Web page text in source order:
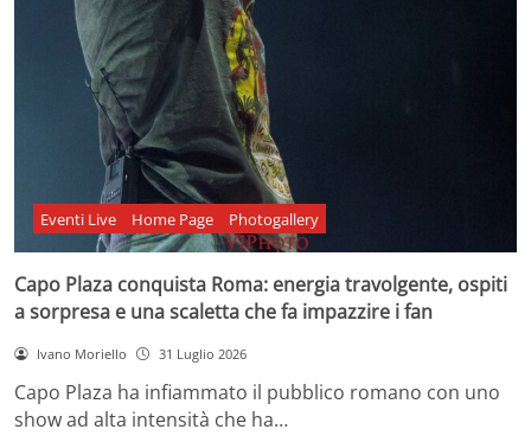
Eventi Live Home Page Photogallery
Capo Plaza conquista Roma: energia travolgente, ospiti
a sorpresa e una scaletta che fa impazzire i fan
Ivano Moriello 31 Luglio 2026
Capo Plaza ha infiammato il pubblico romano con uno
show ad alta intensità che ha…